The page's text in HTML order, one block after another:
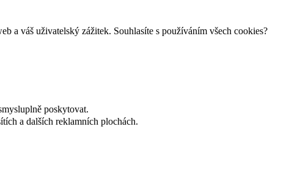
a váš uživatelský zážitek. Souhlasíte s používáním všech cookies?
poskytovat.
a dalších reklamních plochách.